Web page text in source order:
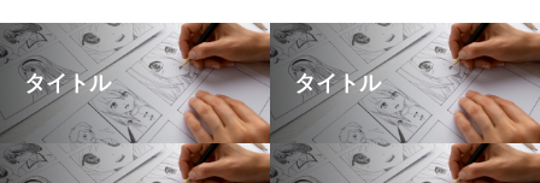
タイトル タイトル